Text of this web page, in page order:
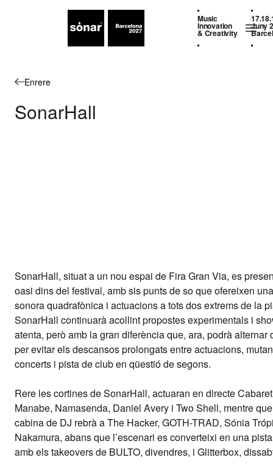
Music
Innovation
& Creativity
Juny
Enrere
SonarHall
SonarHall, situat a un nou espai de Fira Gran Via, es
oasi dins del festival, amb sis punts de so que ofereixen
sonora quadrafònica i actuacions a tots dos extrems de la
SonarHall continuarà acollint propostes experimentals i
atenta, però amb la gran diferència que, ara, podrà alternar
per evitar els descansos prolongats entre actuacions,
concerts i pista de club en qüestió de segons.
Rere les cortines de SonarHall, actuaran en directe
Manabe, Namasenda, Daniel Avery i Two Shell, mentre
cabina de DJ rebrà a The Hacker, GOTH-TRAD, Sónia
Nakamura, abans que l’escenari es converteixi en una
amb els takeovers de BULTO, divendres, i Glitterbox,